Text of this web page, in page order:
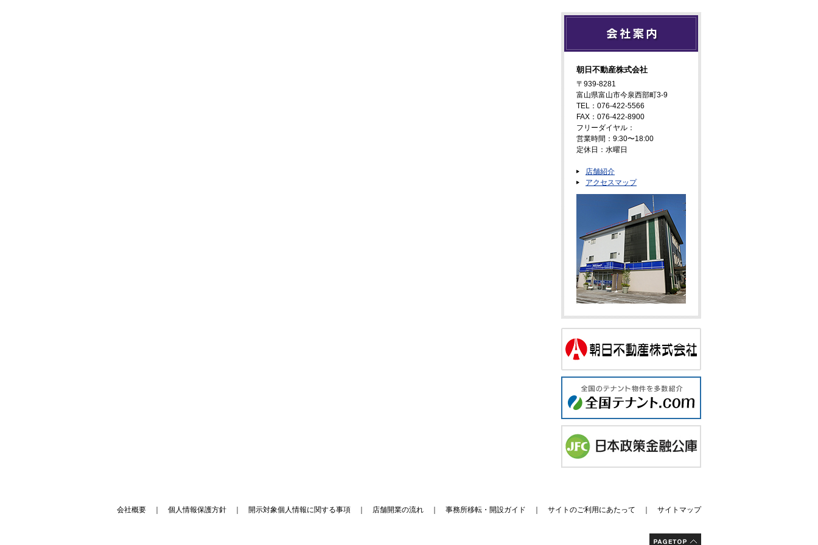
朝日不動産株式会社
〒939-8281
富山県富山市今泉西部町3-9
TEL：076-422-5566
FAX：076-422-8900
フリーダイヤル：
営業時間：9:30〜18:00
定休日：水曜日
店舗紹介
アクセスマップ
会社概要 個人情報保護方針 開示対象個人情報に関する事項 店舗開業の流れ 事務所移転・開設ガイド サイトのご利用にあたって サイトマップ